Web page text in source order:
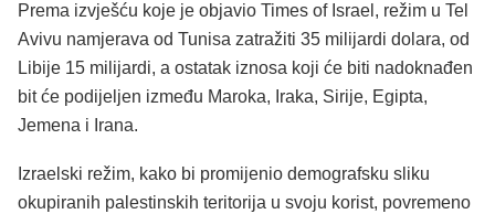
Prema izvješću koje je objavio Times of Israel, režim u Tel
Avivu namjerava od Tunisa zatražiti 35 milijardi dolara, od
Libije 15 milijardi, a ostatak iznosa koji će biti nadoknađen
bit će podijeljen između Maroka, Iraka, Sirije, Egipta,
Jemena i Irana.
Izraelski režim, kako bi promijenio demografsku sliku
okupiranih palestinskih teritorija u svoju korist, povremeno